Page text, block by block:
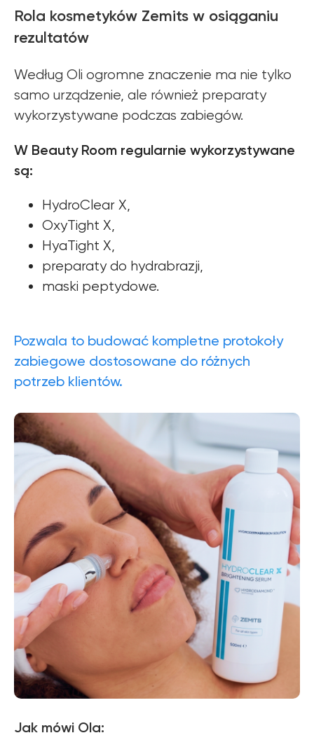
Rola kosmetyków Zemits w osiąganiu
rezultatów
Według Oli ogromne znaczenie ma nie tylko
samo urządzenie, ale również preparaty
wykorzystywane podczas zabiegów.
W Beauty Room regularnie wykorzystywane
są:
HydroClear Х,
OxyTight Х,
HyaTight X,
preparaty do hydrabrazji,
maski peptydowe.
Pozwala to budować kompletne protokoły
zabiegowe dostosowane do różnych
potrzeb klientów.
Jak mówi Ola: